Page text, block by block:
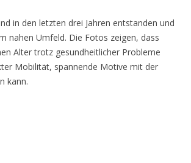
in den letzten drei Jahren entstanden und
nahen Umfeld. Die Fotos zeigen, dass
Alter trotz gesundheitlicher Probleme
Mobilität, spannende Motive mit der
kann.